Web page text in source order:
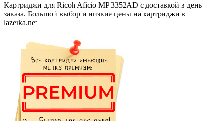
Картриджи для Ricoh Aficio MP 3352AD с доставкой в день
заказа. Большой выбор и низкие цены на картриджи в
lazerka.net